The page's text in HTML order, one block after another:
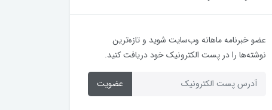
عضو خبرنامه ماهانه وب‌سایت شوید و تازه‌ترین
نوشته‌ها را در پست الکترونیک خود دریافت کنید.
عضویت